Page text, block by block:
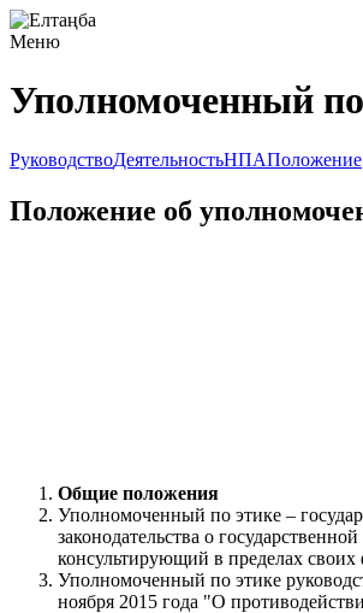
Меню
Уполномоченный
РуководствоДеятельностьНПАПоложение
Положение об
Общие положения
Уполномоченный по этике –
законодательства о
консультирующий в пределах
Уполномоченный по этике
ноября 2015 года "О